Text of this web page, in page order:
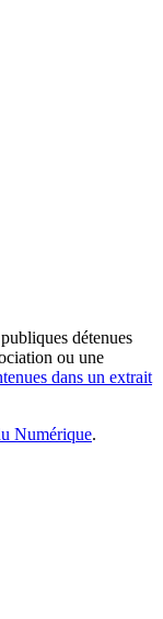
détenues
ou une
dans un extrait
Numérique.